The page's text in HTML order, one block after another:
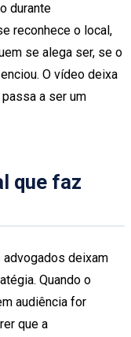
durante
reconhece o local,
se alega ser, se o
O vídeo deixa
a ser um
que faz
advogados deixam
Quando o
audiência for
que a